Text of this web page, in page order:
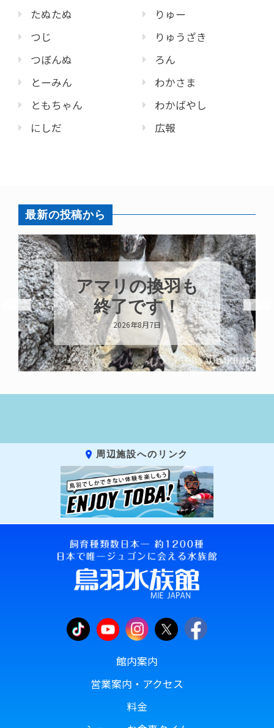
たぬたぬ
つじ
つぼんぬ
とーみん
ともちゃん
にしだ
りゅー
りゅうざき
ろん
わかさま
わかばやし
広報
最新の投稿から
アマリの換羽も
終了です！
2026年8月7日
周辺施設へのリンク
館内案内
営業案内・アクセス
料金